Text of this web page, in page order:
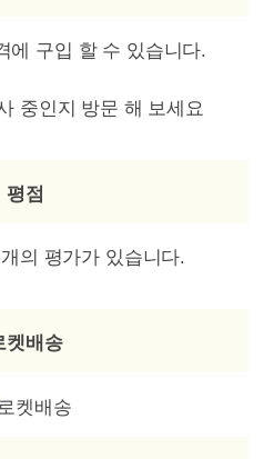
에 구입 할 수 있습니다.
중인지 방문 해 보세요
평점
개의 평가가 있습니다.
켓배송